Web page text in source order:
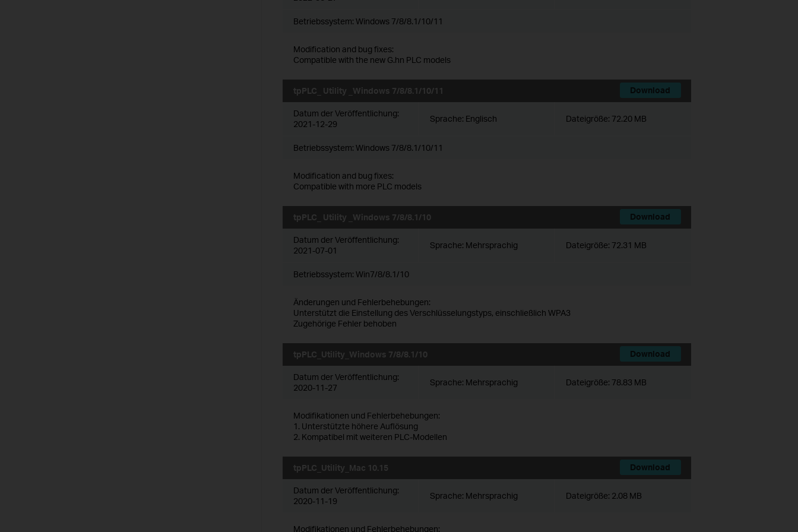
Betriebssystem: Windows 7/8/8.1/10/11
Modification and bug fixes:
Compatible with the new G.hn PLC models
tpPLC_ Utility _Windows 7/8/8.1/10/11 Download
Datum der Veröffentlichung:
2021-12-29
Sprache: Englisch Dateigröße: 72.20 MB
Betriebssystem: Windows 7/8/8.1/10/11
Modification and bug fixes:
Compatible with more PLC models
tpPLC_ Utility _Windows 7/8/8.1/10 Download
Datum der Veröffentlichung:
2021-07-01
Sprache: Mehrsprachig Dateigröße: 72.31 MB
Betriebssystem: Win7/8/8.1/10
Änderungen und Fehlerbehebungen:
Unterstützt die Einstellung des Verschlüsselungstyps, einschließlich WPA3
Zugehörige Fehler behoben
tpPLC_Utility_Windows 7/8/8.1/10 Download
Datum der Veröffentlichung:
2020-11-27
Sprache: Mehrsprachig Dateigröße: 78.83 MB
Modifikationen und Fehlerbehebungen:
1. Unterstützte höhere Auflösung
2. Kompatibel mit weiteren PLC-Modellen
tpPLC_Utility_Mac 10.15 Download
Datum der Veröffentlichung:
2020-11-19
Sprache: Mehrsprachig Dateigröße: 2.08 MB
Modifikationen und Fehlerbehebungen: